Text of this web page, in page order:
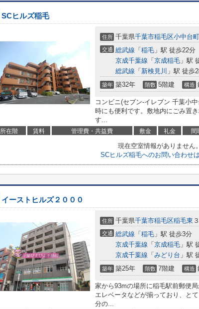
SCヒルズ稲毛
住所 千葉県千葉市稲毛区小中台町
交通 総武線 「 稲毛 」駅 徒歩22分
京成千葉線 「 京成稲毛 」駅
総武線 「 新検見川 」駅 徒歩
築年 築32年 階数 5階建 構造
コンビニ(セブン‐イレブン 千葉小
時にも便利です。敷地内にごみ置
す...
所在階 賃料 管理費・共益費 敷金 礼金 間
現在空室情報がありません。
SCヒルズ稲毛へのお問い合わせ
イーストヒルズ２０００
住所 千葉県千葉市稲毛区稲毛東
交通 総武線 「 稲毛 」駅 徒歩3分
京成千葉線 「 京成稲毛 」駅
京成千葉線 「 みどり台 」駅
築年 築25年 階数 7階建 構造
家から93mの場所に稲毛駅前郵便
エレベータなどが揃っており、と
分の...